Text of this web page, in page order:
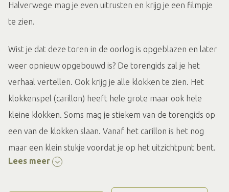
Halverwege mag je even uitrusten en krijg je een filmpje
te zien.
Wist je dat deze toren in de oorlog is opgeblazen en later
weer opnieuw opgebouwd is? De torengids zal je het
verhaal vertellen. Ook krijg je alle klokken te zien. Het
klokkenspel (carillon) heeft hele grote maar ook hele
kleine klokken. Soms mag je stiekem van de torengids op
een van de klokken slaan. Vanaf het carillon is het nog
maar een klein stukje voordat je op het uitzichtpunt bent.
Daar kun je de IJsselvallei, de Veluwezoom, de Achterhoek
Lees meer